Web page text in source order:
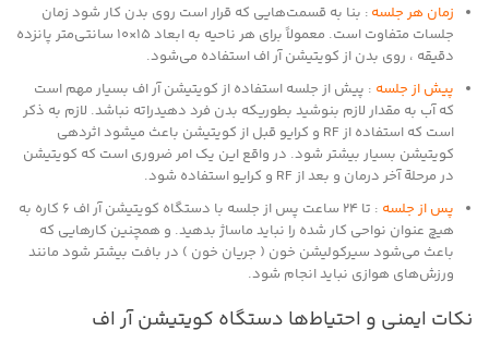
زمان هر جلسه : بنا به قسمت‌هایی که قرار است روی بدن کار شود زمان
جلسات متفاوت است. معمولاً برای هر ناحیه به ابعاد 15×10 سانتی‌متر پانزده
دقیقه ، روی بدن از کویتیشن آر اف استفاده می‌شود.
پیش از جلسه : پیش از جلسه استفاده از کویتیشن آر اف بسیار مهم است
که آب به مقدار لازم بنوشید بطوریکه بدن فرد دهیدراته نباشد. لازم به ذکر
است که استفاده از RF و کرایو قبل از کویتیشن باعث میشود اثردهی
کویتیشن بسیار بیشتر شود. در واقع این یک امر ضروری است که کویتیشن
در مرحلة آخر درمان و بعد از RF و کرایو استفاده شود.
پس از جلسه
: تا 24 ساعت پس از جلسه با دستگاه کویتیشن آر اف 6 کاره به
هیچ عنوان نواحی کار شده را نباید ماساژ بدهید. و همچنین کارهایی که
باعث می‌شود سیرکولیشن خون ( جریان خون ) در بافت بیشتر شود مانند
ورزش‌های هوازی نباید انجام شود.
نکات ایمنی و احتیاط‌ها دستگاه کویتیشن آر اف